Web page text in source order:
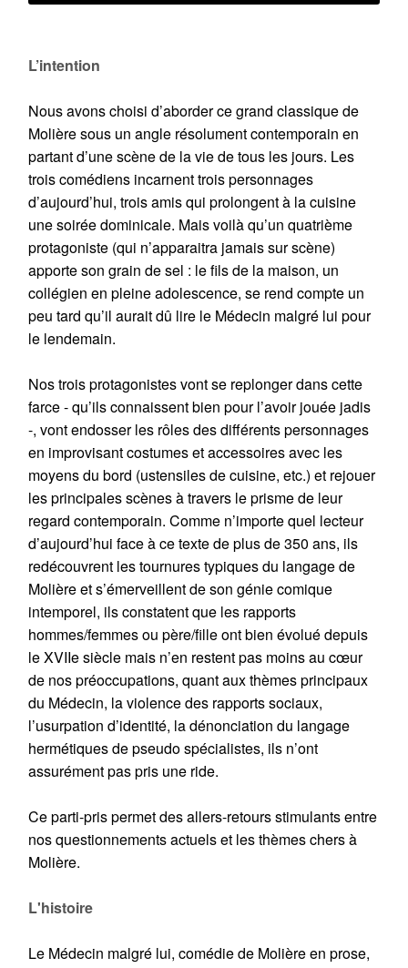
L’intention
Nous avons choisi d’aborder ce grand classique de
Molière sous un angle résolument contemporain en
partant d’une scène de la vie de tous les jours. Les
trois comédiens incarnent trois personnages
d’aujourd’hui, trois amis qui prolongent à la cuisine
une soirée dominicale. Mais voilà qu’un quatrième
protagoniste (qui n’apparaitra jamais sur scène)
apporte son grain de sel : le fils de la maison, un
collégien en pleine adolescence, se rend compte un
peu tard qu’il aurait dû lire le Médecin malgré lui pour
le lendemain.
Nos trois protagonistes vont se replonger dans cette
farce - qu’ils connaissent bien pour l’avoir jouée jadis
-, vont endosser les rôles des différents personnages
en improvisant costumes et accessoires avec les
moyens du bord (ustensiles de cuisine, etc.) et rejouer
les principales scènes à travers le prisme de leur
regard contemporain. Comme n’importe quel lecteur
d’aujourd’hui face à ce texte de plus de 350 ans, ils
redécouvrent les tournures typiques du langage de
Molière et s’émerveillent de son génie comique
intemporel, ils constatent que les rapports
hommes/femmes ou père/fille ont bien évolué depuis
le XVIIe siècle mais n’en restent pas moins au cœur
de nos préoccupations, quant aux thèmes principaux
du Médecin, la violence des rapports sociaux,
l’usurpation d’identité, la dénonciation du langage
hermétiques de pseudo spécialistes, ils n’ont
assurément pas pris une ride.
Ce parti-pris permet des allers-retours stimulants entre
nos questionnements actuels et les thèmes chers à
Molière.
L'histoire
Le Médecin malgré lui, comédie de Molière en prose,